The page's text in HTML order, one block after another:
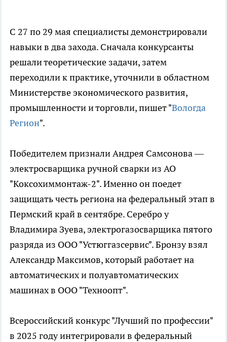
С 27 по 29 мая специалисты демонстрировали
навыки в два захода. Сначала конкурсанты
решали теоретические задачи, затем
переходили к практике, уточнили в областном
Министерстве экономического развития,
промышленности и торговли, пишет "Вологда
Регион".
Победителем признали Андрея Самсонова —
электросварщика ручной сварки из АО
"Коксохиммонтаж-2". Именно он поедет
защищать честь региона на федеральный этап в
Пермский край в сентябре. Серебро у
Владимира Зуева, электрогазосварщика пятого
разряда из ООО "Устюггазсервис". Бронзу взял
Александр Максимов, который работает на
автоматических и полуавтоматических
машинах в ООО "Техноопт".
Всероссийский конкурс "Лучший по профессии"
в 2025 году интегрировали в федеральный